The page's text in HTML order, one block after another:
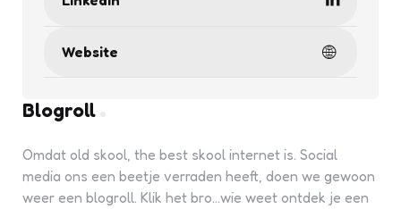
Website
Blogroll
Omdat old skool, the best skool internet is. Social
media ons een beetje verraden heeft, doen we gewoon
weer een blogroll. Klik het bro...wie weet ontdek je een